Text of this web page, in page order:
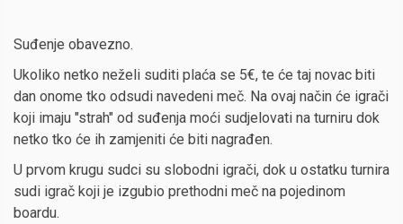
Suđenje obavezno.
Ukoliko netko neželi suditi plaća se 5€, te će taj novac biti
dan onome tko odsudi navedeni meč. Na ovaj način će igrači
koji imaju "strah" od suđenja moći sudjelovati na turniru dok
netko tko će ih zamjeniti će biti nagrađen.
U prvom krugu sudci su slobodni igrači, dok u ostatku turnira
sudi igrač koji je izgubio prethodni meč na pojedinom
boardu.